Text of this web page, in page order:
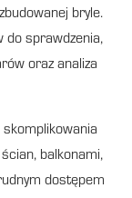
bryle.
do sprawdzenia,
oraz analiza
balkonami,
dostępem